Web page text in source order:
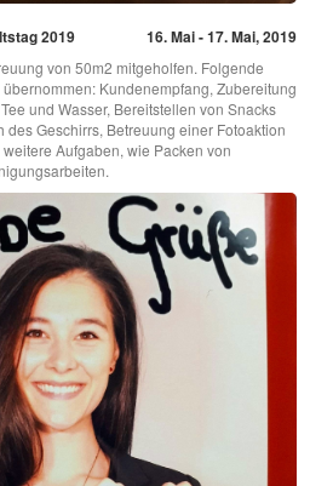
2019 16. Mai - 17. Mai, 2019
von 50m2 mitgeholfen. Folgende
Kundenempfang, Zubereitung
und Wasser, Bereitstellen von Snacks
des Geschirrs, Betreuung einer Fotoaktion
Aufgaben, wie Packen von